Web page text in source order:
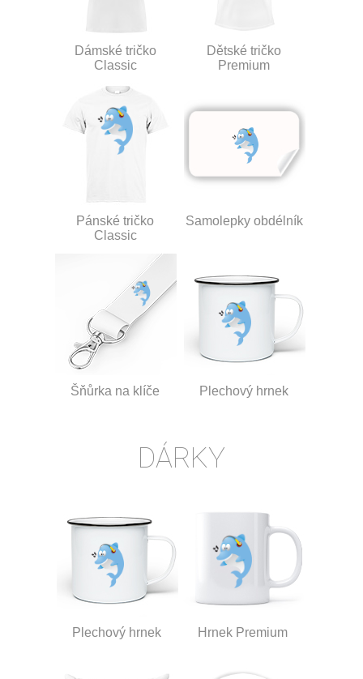
Dámské tričko
Classic
Dětské tričko
Premium
Pánské tričko
Classic
Samolepky obdélník
Šňůrka na klíče Plechový hrnek
DÁRKY
Plechový hrnek Hrnek Premium